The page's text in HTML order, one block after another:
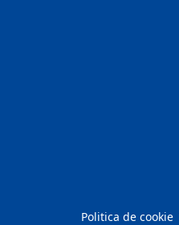
Politica de cookie